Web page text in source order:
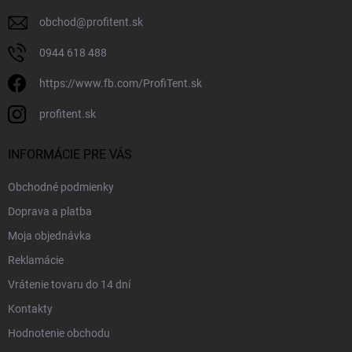
obchod@profitent.sk
0944 618 488
https://www.fb.com/ProfiTent.sk
profitent.sk
INFORMÁCIE PRE VÁS
Obchodné podmienky
Doprava a platba
Moja objednávka
Reklamácie
Vrátenie tovaru do 14 dní
Kontakty
Hodnotenie obchodu